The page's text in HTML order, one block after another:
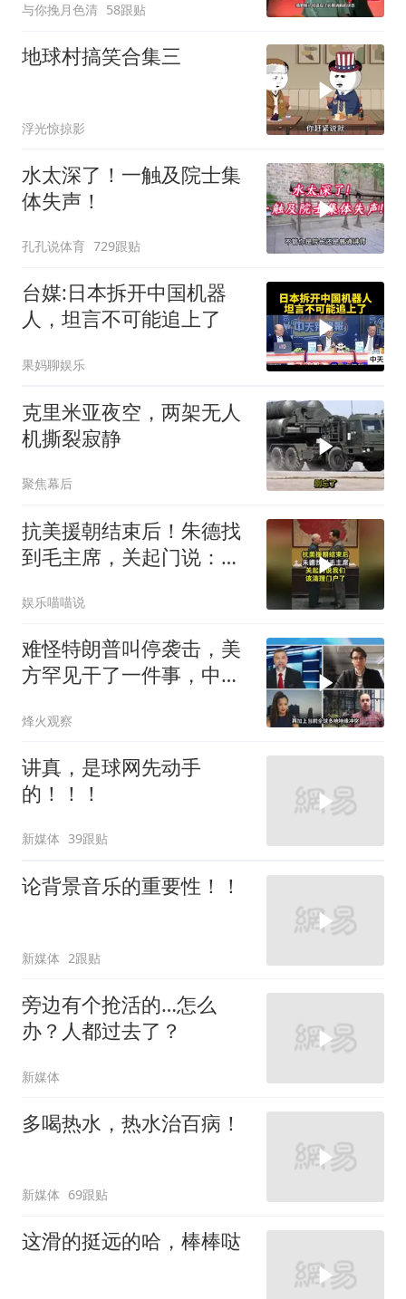
与你挽月色清 58跟贴
地球村搞笑合集三
浮光惊掠影
水太深了！一触及院士集
体失声！
孔孔说体育 729跟贴
台媒:日本拆开中国机器
人，坦言不可能追上了
果妈聊娱乐
克里米亚夜空，两架无人
机撕裂寂静
聚焦幕后
抗美援朝结束后！朱德找
到毛主席，关起门说：我
娱乐喵喵说
难怪特朗普叫停袭击，美
方罕见干了一件事，中方
烽火观察
讲真，是球网先动手
的！！！
新媒体 39跟贴
论背景音乐的重要性！！
新媒体 2跟贴
旁边有个抢活的…怎么
办？人都过去了？
新媒体
多喝热水，热水治百病！
新媒体 69跟贴
这滑的挺远的哈，棒棒哒